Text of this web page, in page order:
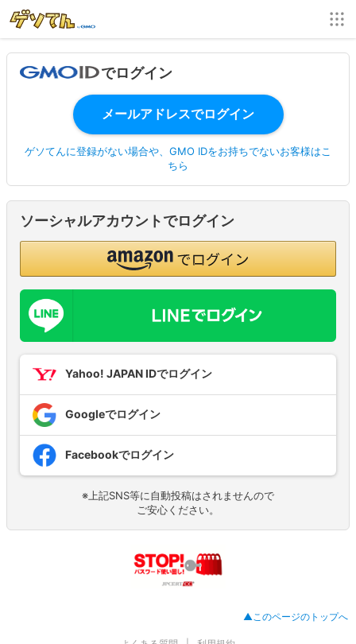
でログイン
ゲソてんに登録がない場合や、GMO IDをお持ちでないお客様はこ
ちら
ソーシャルアカウントでログイン
Yahoo! JAPAN IDでログイン
Googleでログイン
Facebookでログイン
※上記SNS等に自動投稿はされませんので
ご安心ください。
▲このページのトップへ